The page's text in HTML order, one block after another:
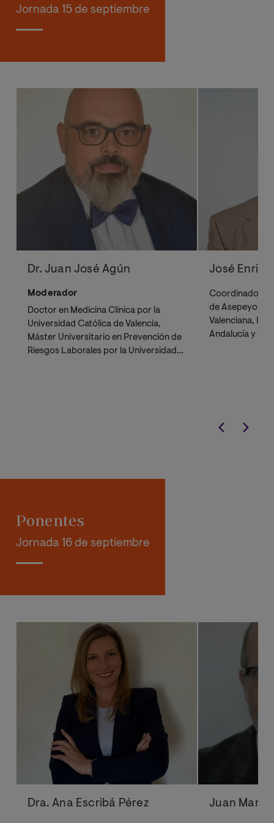
Jornada 15 de septiembre
Dr. Juan José Agún
Moderador
Doctor en Medicina Clínica por la
Universidad Católica de Valencia,
Máster Universitario en Prevención de
Riesgos Laborales por la Universidad
Levante (Valencia). Profesor del
Máster de Prevención de Riesgos
y de la UOC, con más de 18 años de
prevención como profesor de
numerosos congresos. Docente
homologado por la DGT para CAP y
ADR. Autor de numerosos artículos y
libros sobre la Prevención de Riesgos
José
Coordinador
de Asepeyo
Valenciana,
Andalucía y
Ponentes
Jornada 16 de septiembre
Dra. Ana Escribá Pérez Juan